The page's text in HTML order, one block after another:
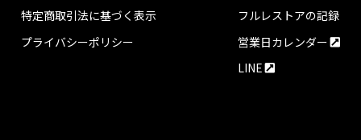
特定商取引法に基づく表示
プライバシーポリシー
フルレストアの記録
営業日カレンダー
LINE